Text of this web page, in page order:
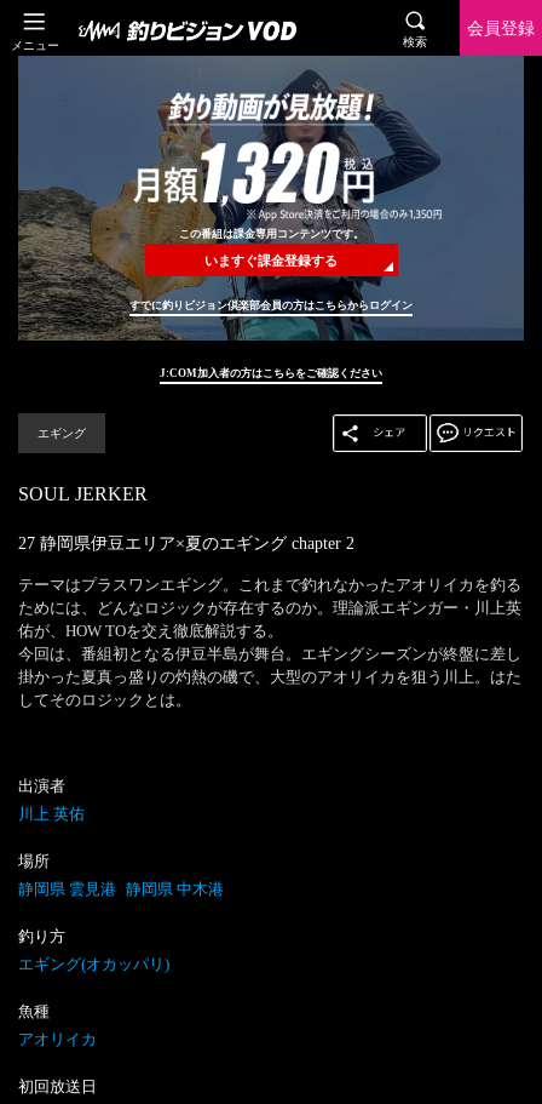
メニュー 検索
会員登録
この番組は課金専用コンテンツです。
いますぐ課金登録する
すでに釣りビジョン倶楽部会員の方はこちらからログイン
J:COM加入者の方はこちらをご確認ください
エギング
SOUL JERKER
27 静岡県伊豆エリア×夏のエギング chapter 2
テーマはプラスワンエギング。これまで釣れなかったアオリイカを釣る
ためには、どんなロジックが存在するのか。理論派エギンガー・川上英
佑が、HOW TOを交え徹底解説する。
今回は、番組初となる伊豆半島が舞台。エギングシーズンが終盤に差し
掛かった夏真っ盛りの灼熱の磯で、大型のアオリイカを狙う川上。はた
してそのロジックとは。
出演者
川上 英佑
場所
静岡県 雲見港 静岡県 中木港
釣り方
エギング(オカッパリ)
魚種
アオリイカ
初回放送日